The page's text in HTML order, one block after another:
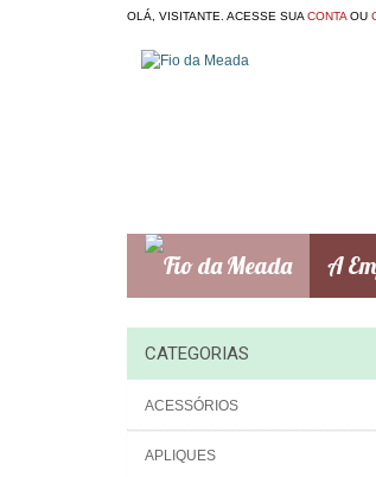
OLÁ, VISITANTE. ACESSE SUA CONTA OU
A
CATEGORIAS
ACESSÓRIOS
APLIQUES